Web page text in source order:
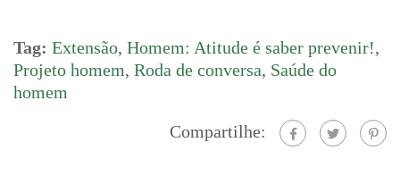
Tag: Extensão, Homem: Atitude é saber prevenir!,
Projeto homem, Roda de conversa, Saúde do
homem
Compartilhe: